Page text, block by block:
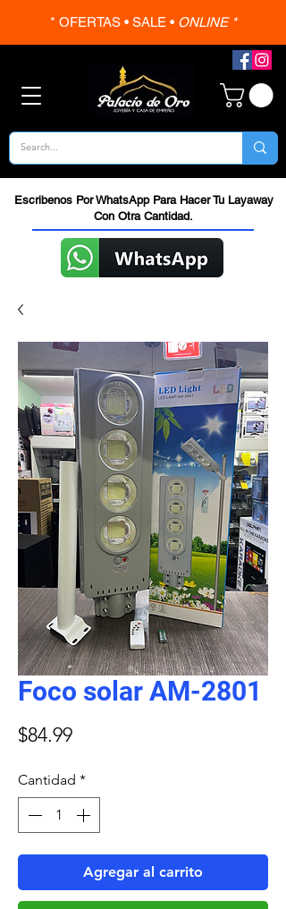
* OFERTAS • SALE •ONLINE *
Escribenos Por WhatsApp Para Hacer Tu Layaway
Con Otra Cantidad.
Foco solar AM-2801
$84.99Precio
Cantidad *
Agregar al carrito